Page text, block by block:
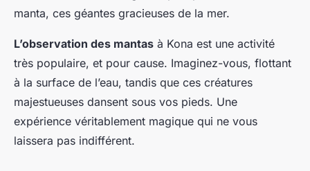
manta, ces géantes gracieuses de la mer.
L’observation des mantas à Kona est une activité
très populaire, et pour cause. Imaginez-vous, flottant
à la surface de l’eau, tandis que ces créatures
majestueuses dansent sous vos pieds. Une
expérience véritablement magique qui ne vous
laissera pas indifférent.